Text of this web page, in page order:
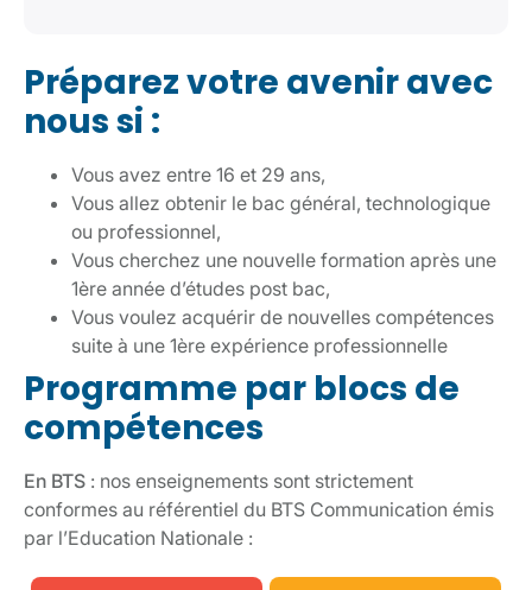
Préparez votre avenir avec
nous si :
Vous avez entre 16 et 29 ans,
Vous allez obtenir le bac général, technologique
ou professionnel,
Vous cherchez une nouvelle formation après une
1ère année d’études post bac,
Vous voulez acquérir de nouvelles compétences
suite à une 1ère expérience professionnelle
Programme par blocs de
compétences
En BTS : nos enseignements sont strictement
conformes au référentiel du BTS Communication émis
par l’Education Nationale :